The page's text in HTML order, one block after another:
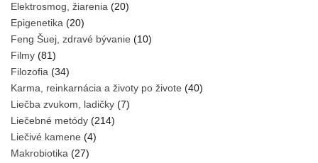
Elektrosmog, žiarenia (20)
Epigenetika (20)
Feng Šuej, zdravé bývanie (10)
Filmy (81)
Filozofia (34)
Karma, reinkarnácia a životy po živote (40)
Liečba zvukom, ladičky (7)
Liečebné metódy (214)
Liečivé kamene (4)
Makrobiotika (27)